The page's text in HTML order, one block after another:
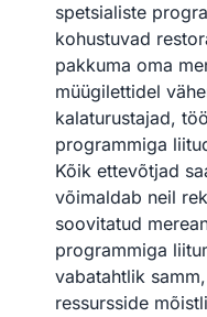
spetsialiste
kohustuvad
pakkuma oma
müügilettidel
kalaturustajad,
programmiga
Kõik ettevõtjad
võimaldab neil
soovitatud
programmiga
vabatahtlik
ressursside